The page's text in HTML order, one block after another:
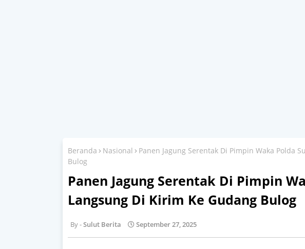
Beranda Nasional
Panen Jagung Serentak Di Pimpin Waka Polda
Bulog
Panen Jagung Serentak Di Pimpin
Langsung Di Kirim Ke Gudang Bulog
Sulut Berita September 27, 2025